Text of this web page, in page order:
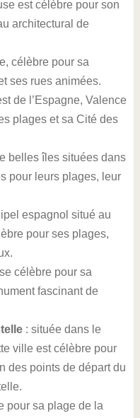
est célèbre pour son
architectural de
célèbre pour sa
ses rues animées.
de l’Espagne, Valence
plages et sa Cité des
belles îles situées dans
pour leurs plages, leur
espagnol situé au
pour ses plages,
célèbre pour sa
fascinant de
: située dans le
ville est célèbre pour
des points de départ du
pour sa plage de la